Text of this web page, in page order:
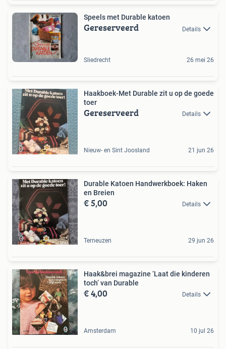
Speels met Durable katoen
Gereserveerd Details
Sliedrecht 26 mei 26
Haakboek-Met Durable zit u op de goede
toer
Gereserveerd Details
Nieuw- en Sint Joosland 21 jun 26
Durable Katoen Handwerkboek: Haken
en Breien
€ 5,00 Details
Terneuzen 29 jun 26
Haak&brei magazine ‘Laat die kinderen
toch’ van Durable
€ 4,00 Details
Amsterdam 10 jul 26